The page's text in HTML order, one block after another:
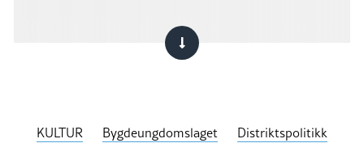
KULTUR Bygdeungdomslaget Distriktspolitikk